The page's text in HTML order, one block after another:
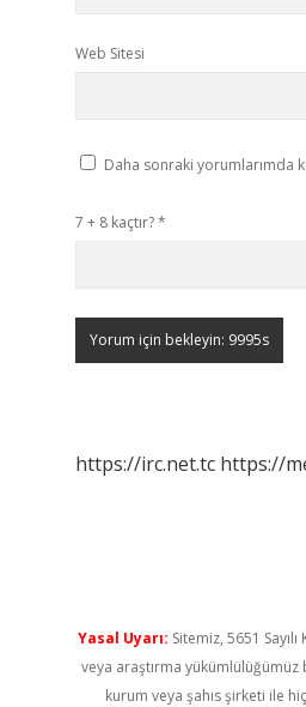
Web Sitesi
Daha sonraki yorumlarımda
7 + 8 kaçtır?*
https://irc.net.tc https://
Yasal Uyarı: Sitemiz, 5651
veya araştırma
kurum veya şahıs şirketi ile